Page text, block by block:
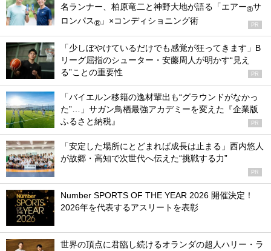
名ランナー、柏原竜二と神野大地が語る「エアー®サ
ロンパス® 」×コンディショニング術 PR
「少しぼやけているだけでも感覚が狂ってきます」B
リーグ屈指のシューター・安藤周人が明かす“見え
る”ことの重要性
PR
「バイエルン移籍の逸材輩出も“グラウンドがなかっ
た”…」サガン鳥栖最強アカデミーを変えた『企業版
ふるさと納税』
PR
「安定した場所にとどまれば成長は止まる」西内悠人
が故郷・高知で次世代へ伝えた“挑戦する力”
PR
Number SPORTS OF THE YEAR 2026 開催決定！
2026年を代表するアスリートを表彰
世界の頂点に君臨し続けるオランダの超人ハリー・ラ